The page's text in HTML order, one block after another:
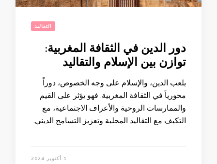
التقاليد
دور الدين في الثقافة المغربية:
توازن بين الإسلام والتقاليد
يلعب الدين، والإسلام على وجه الخصوص، دوراً
محورياً في الثقافة المغربية. فهو يؤثر على القيم
والممارسات الروحية والأعراف الاجتماعية، مع
التكيف مع التقاليد المحلية وتعزيز التسامح الديني.
1 أكتوبر 2024